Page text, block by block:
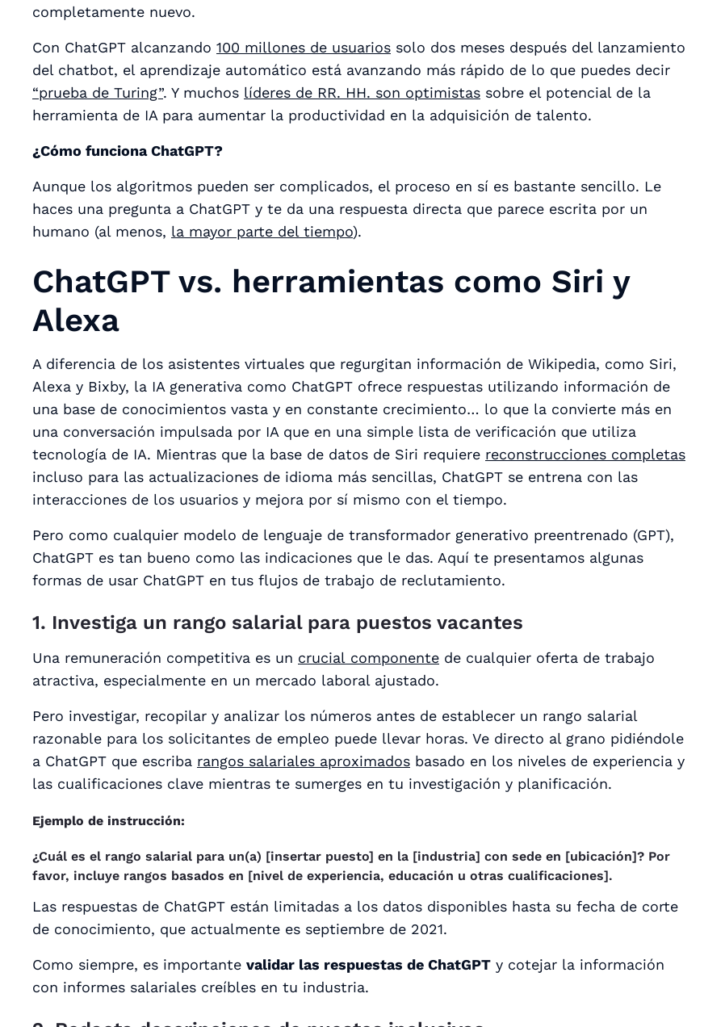
completamente nuevo.
Con ChatGPT alcanzando 100 millones de usuarios solo dos meses después del lanzamiento
del chatbot, el aprendizaje automático está avanzando más rápido de lo que puedes decir
“prueba de Turing”. Y muchos líderes de RR. HH. son optimistas sobre el potencial de la
herramienta de IA para aumentar la productividad en la adquisición de talento.
¿Cómo funciona ChatGPT?
Aunque los algoritmos pueden ser complicados, el proceso en sí es bastante sencillo. Le
haces una pregunta a ChatGPT y te da una respuesta directa que parece escrita por un
humano (al menos, la mayor parte del tiempo).
ChatGPT vs. herramientas como Siri y
Alexa
A diferencia de los asistentes virtuales que regurgitan información de Wikipedia, como Siri,
Alexa y Bixby, la IA generativa como ChatGPT ofrece respuestas utilizando información de
una base de conocimientos vasta y en constante crecimiento… lo que la convierte más en
una conversación impulsada por IA que en una simple lista de verificación que utiliza
tecnología de IA. Mientras que la base de datos de Siri requiere reconstrucciones completas
incluso para las actualizaciones de idioma más sencillas, ChatGPT se entrena con las
interacciones de los usuarios y mejora por sí mismo con el tiempo.
Pero como cualquier modelo de lenguaje de transformador generativo preentrenado (GPT),
ChatGPT es tan bueno como las indicaciones que le das. Aquí te presentamos algunas
formas de usar ChatGPT en tus flujos de trabajo de reclutamiento.
1. Investiga un rango salarial para puestos vacantes
Una remuneración competitiva es un crucial componente de cualquier oferta de trabajo
atractiva, especialmente en un mercado laboral ajustado.
Pero investigar, recopilar y analizar los números antes de establecer un rango salarial
razonable para los solicitantes de empleo puede llevar horas. Ve directo al grano pidiéndole
a ChatGPT que escriba rangos salariales aproximados basado en los niveles de experiencia y
las cualificaciones clave mientras te sumerges en tu investigación y planificación.
Ejemplo de instrucción:
¿Cuál es el rango salarial para un(a) [insertar puesto] en la [industria] con sede en [ubicación]? Por
favor, incluye rangos basados en [nivel de experiencia, educación u otras cualificaciones].
Las respuestas de ChatGPT están limitadas a los datos disponibles hasta su fecha de corte
de conocimiento, que actualmente es septiembre de 2021.
Como siempre, es importante validar las respuestas de ChatGPT y cotejar la información
con informes salariales creíbles en tu industria.